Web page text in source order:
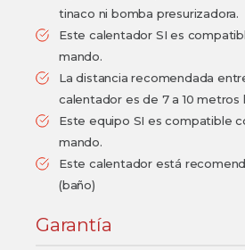
tinaco ni bomba presurizadora.
Este calentador SI es
mando.
La distancia recomendada
calentador es de 7 a 10 metros
Este equipo SI es compatible
mando.
Este calentador está
(baño)
Garantía